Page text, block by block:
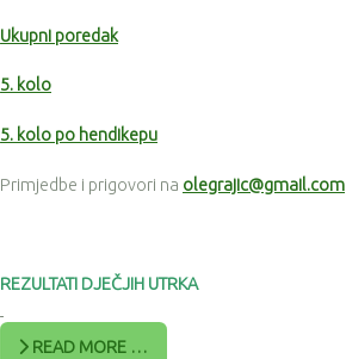
Ukupni poredak
5. kolo
5. kolo po hendikepu
Primjedbe i prigovori na olegrajic@gmail.com
REZULTATI DJEČJIH UTRKA
READ MORE …